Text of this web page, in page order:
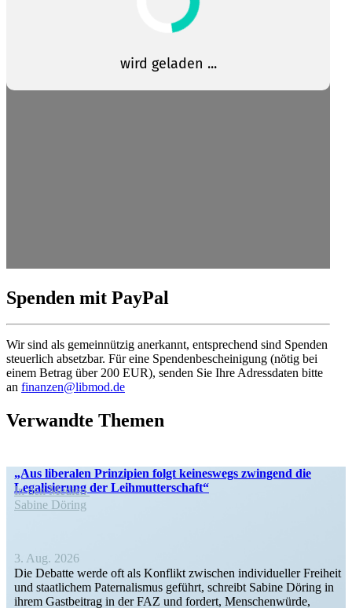
Spenden mit PayPal
Wir sind als gemein­nützig anerkannt, entspre­chend sind Spenden
steuerlich absetzbar. Für eine Spenden­be­schei­nigung (nötig bei
einem Betrag über 200 EUR), senden Sie Ihre Adress­daten bitte
an finanzen@libmod.de
Verwandte Themen
„Aus liberalen Prinzipien folgt keineswegs zwingend die
Legali­sierung der Leihmutterschaft“
In den Medien
Sabine Döring
3. Aug. 2026
Die Debatte werde oft als Konflikt zwischen indivi­du­eller Freiheit
und staat­lichem Pater­na­lismus geführt, schreibt Sabine Döring in
ihrem Gastbeitrag in der FAZ und fordert, Menschen­würde,